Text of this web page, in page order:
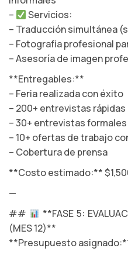
–
Servicios:
– Traducción simultánea
– Fotografía profesional
– Asesoría de imagen
**Entregables:**
– Feria realizada con éxito
– 200+ entrevistas
– 30+ entrevistas
– 10+ ofertas de trabajo
– Cobertura de prensa
**Costo estimado:**
—
##
**FASE 5:
(MES 12)**
**Presupuesto